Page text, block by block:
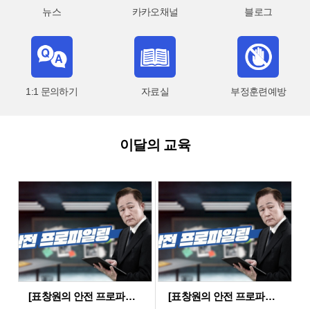
뉴스 카카오채널 블로그
1:1 문의하기 자료실 부정훈련예방
이달의 교육
[표창원의 안전 프로파일링] 제조업 현장근로자 정기안전보건교육 (상반기) [표창원의 안전 프로파일링] 기타업 현장근로자 정기안전보건교육 (상반기)